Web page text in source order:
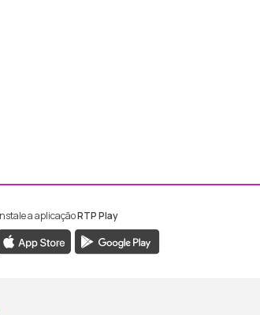
Madeira
RTP Madeira
a aplicaçãoRTP Play